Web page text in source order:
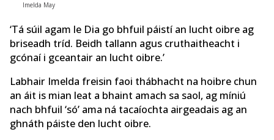
Imelda May
‘Tá súil agam le Dia go bhfuil páistí an lucht oibre ag
briseadh tríd. Beidh tallann agus cruthaitheacht i
gcónaí i gceantair an lucht oibre.’
Labhair Imelda freisin faoi thábhacht na hoibre chun
an áit is mian leat a bhaint amach sa saol, ag míniú
nach bhfuil ‘só’ ama ná tacaíochta airgeadais ag an
ghnáth páiste den lucht oibre.